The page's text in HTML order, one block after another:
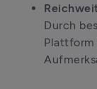
Durch
Plattform